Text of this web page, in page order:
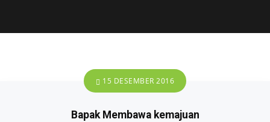
15 DESEMBER 2016
Bapak Membawa kemajuan